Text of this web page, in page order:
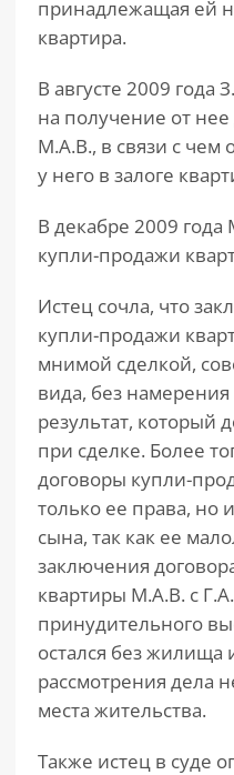
принадлежащая ей
квартира.
В августе 2009 года
на получение от
М.А.В., в связи с
у него в залоге
В декабре 2009
купли-продажи
Истец сочла, что
купли-продажи
мнимой сделкой,
вида, без намерения
результат, который
при сделке. Более
договоры купли-
только ее права, но
сына, так как ее
заключения
квартиры М.А.В. с
принудительного
остался без жилища
рассмотрения дела
места жительства.
Также истец в суде